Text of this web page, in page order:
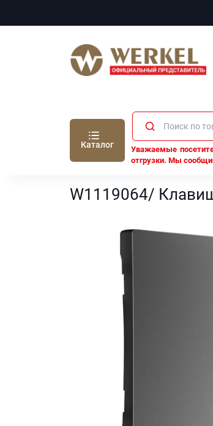
Каталог
Уважаемые
отгрузки. Мы
Все механизмы Werkel
W1119064/